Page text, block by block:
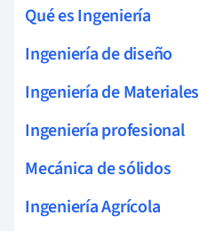
Qué es Ingeniería
Ingeniería de diseño
Ingeniería de Materiales
Ingeniería profesional
Mecánica de sólidos
Ingeniería Agrícola